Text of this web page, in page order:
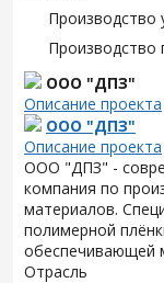
Производство
Производство
ООО "ДПЗ"
Описание проекта
ООО "ДПЗ"
Описание проекта
ООО "ДПЗ" -
компания по
материалов.
полимерной
обеспечивающей
Отрасль